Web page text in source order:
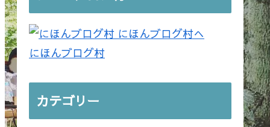
にほんブログ村
カテゴリー